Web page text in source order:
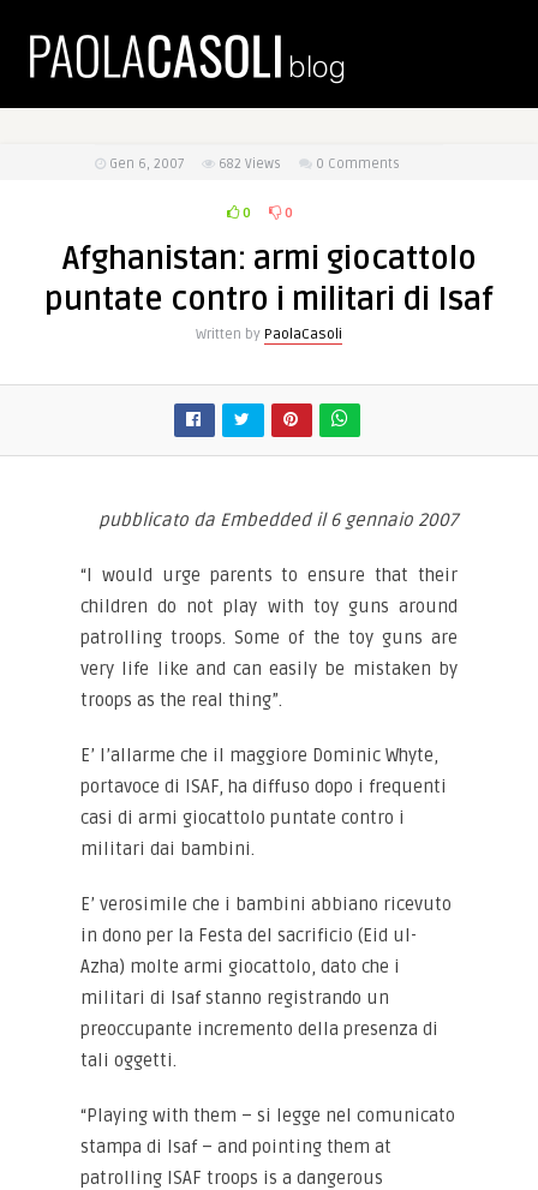
Gen 6, 2007 682 Views 0 Comments
0 0
Afghanistan: armi giocattolo
puntate contro i militari di Isaf
Written by PaolaCasoli
pubblicato da Embedded il 6 gennaio 2007
“I would urge parents to ensure that their
children do not play with toy guns around
patrolling troops. Some of the toy guns are
very life like and can easily be mistaken by
troops as the real thing”.
E’ l’allarme che il maggiore Dominic Whyte,
portavoce di ISAF, ha diffuso dopo i frequenti
casi di armi giocattolo puntate contro i
militari dai bambini.
E’ verosimile che i bambini abbiano ricevuto
in dono per la Festa del sacrificio (Eid ul-
Azha) molte armi giocattolo, dato che i
militari di Isaf stanno registrando un
preoccupante incremento della presenza di
tali oggetti.
“Playing with them – si legge nel comunicato
stampa di Isaf – and pointing them at
patrolling ISAF troops is a dangerous